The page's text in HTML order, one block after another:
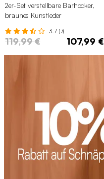
2er-Set verstellbare Barhocker,
braunes Kunstleder
3.7 (7)
119,99 € 107,99 €